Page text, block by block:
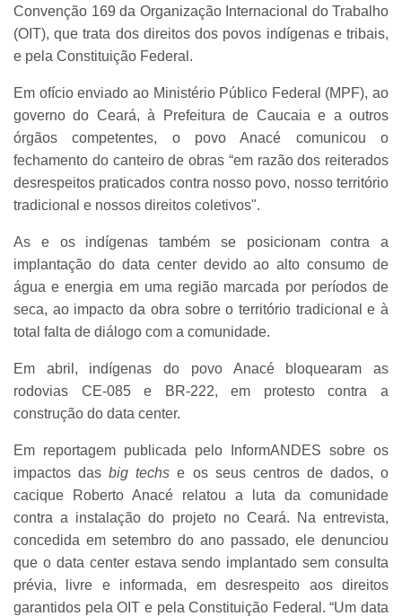
Convenção 169 da Organização Internacional do Trabalho
(OIT), que trata dos direitos dos povos indígenas e tribais,
e pela Constituição Federal.
Em ofício enviado ao Ministério Público Federal (MPF), ao
governo do Ceará, à Prefeitura de Caucaia e a outros
órgãos competentes, o povo Anacé comunicou o
fechamento do canteiro de obras “em razão dos reiterados
desrespeitos praticados contra nosso povo, nosso território
tradicional e nossos direitos coletivos".
As e os indígenas também se posicionam contra a
implantação do data center devido ao alto consumo de
água e energia em uma região marcada por períodos de
seca, ao impacto da obra sobre o território tradicional e à
total falta de diálogo com a comunidade.
Em abril, indígenas do povo Anacé bloquearam as
rodovias CE-085 e BR-222, em protesto contra a
construção do data center.
Em reportagem publicada pelo InformANDES sobre os
impactos dasbig techs e os seus centros de dados, o
cacique Roberto Anacé relatou a luta da comunidade
contra a instalação do projeto no Ceará. Na entrevista,
concedida em setembro do ano passado, ele denunciou
que o data center estava sendo implantado sem consulta
prévia, livre e informada, em desrespeito aos direitos
garantidos pela OIT e pela Constituição Federal. “Um data